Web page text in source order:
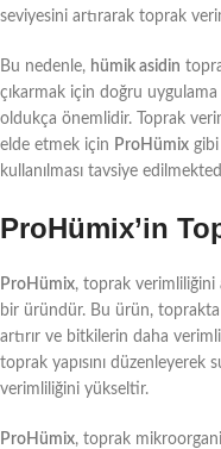
seviyesini artırarak toprak
Bu nedenle, hümik asidin
çıkarmak için doğru
oldukça önemlidir. Toprak
elde etmek için ProHümix gibi
kullanılması tavsiye
ProHümix’in
ProHümix, toprak verimliliğini
bir üründür. Bu ürün,
artırır ve bitkilerin daha
toprak yapısını düzenleyerek
verimliliğini yükseltir.
ProHümix, toprak